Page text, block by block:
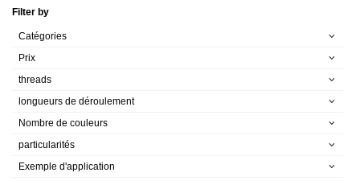
Filter by
Catégories
Prix
threads
longueurs de déroulement
Nombre de couleurs
particularités
Exemple d'application